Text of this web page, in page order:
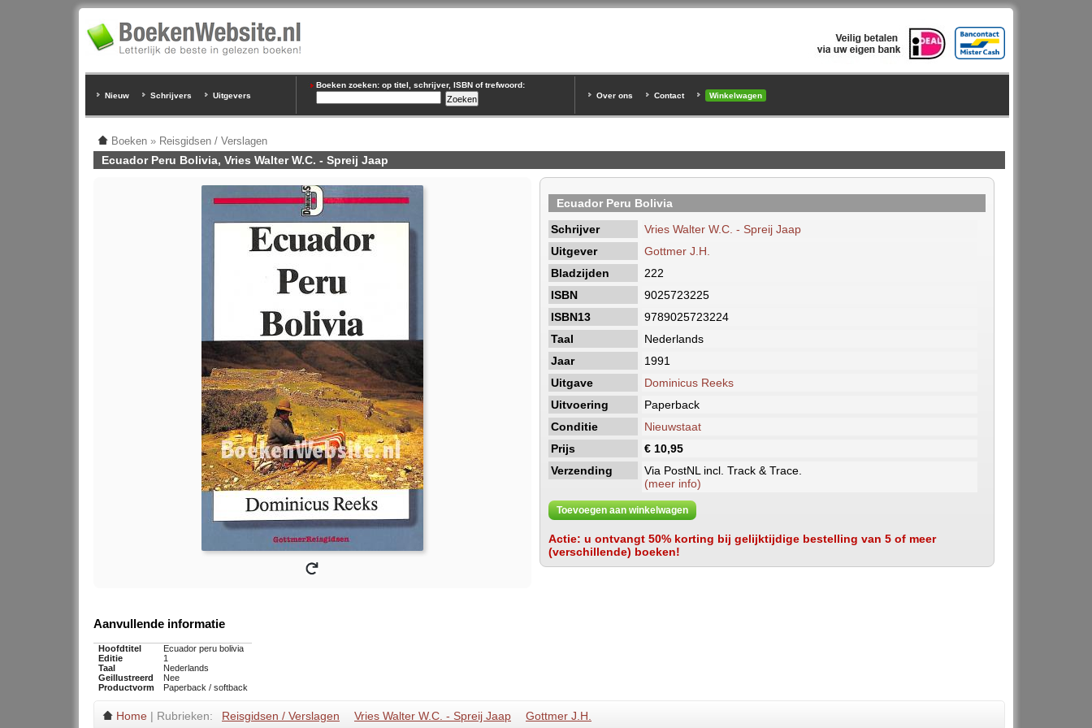
Nieuw Schrijvers Uitgevers
Boeken zoeken: op titel, schrijver, ISBN of trefwoord:
Over ons
Contact Winkelwagen
Boeken » Reisgidsen / Verslagen
Ecuador Peru Bolivia, Vries Walter W.C. - Spreij Jaap
Ecuador Peru Bolivia
Schrijver
Vries Walter W.C. - Spreij Jaap
Uitgever
Gottmer J.H.
Bladzijden
222
ISBN
9025723225
ISBN13
9789025723224
Taal
Nederlands
Jaar
1991
Uitgave
Dominicus Reeks
Uitvoering
Paperback
Conditie
Nieuwstaat
Prijs
€ 10,95
Verzending
Via PostNL incl. Track & Trace.
(meer info)
Toevoegen aan winkelwagen
Actie: u ontvangt 50% korting bij gelijktijdige bestelling van 5 of meer
(verschillende) boeken!
Aanvullende informatie
Hoofdtitel
Ecuador peru bolivia
Editie
1
Taal
Nederlands
Geillustreerd
Nee
Productvorm
Paperback / softback
Home | Rubrieken: Reisgidsen / Verslagen Vries Walter W.C. - Spreij Jaap Gottmer J.H.